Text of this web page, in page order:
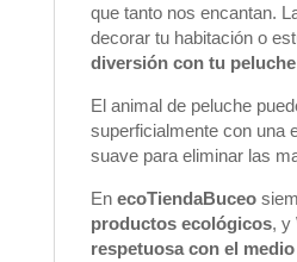
que tanto nos encantan.
decorar tu habitación o
diversión con tu
El animal de peluche
superficialmente con una
suave para eliminar las
En ecoTiendaBuceo
productos ecológicos, y
respetuosa con el